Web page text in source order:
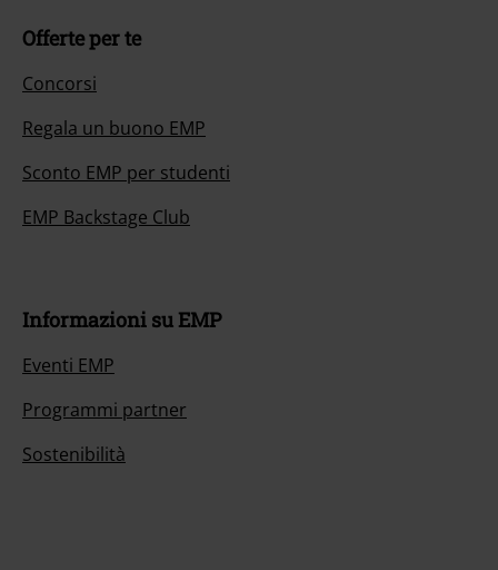
Offerte per te
Concorsi
Regala un buono EMP
Sconto EMP per studenti
EMP Backstage Club
Informazioni su EMP
Eventi EMP
Programmi partner
Sostenibilità